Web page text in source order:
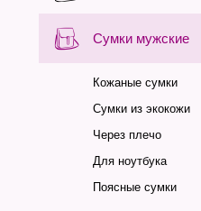
Сумки мужские
Кожаные сумки
Сумки из экокожи
Через плечо
Для ноутбука
Поясные сумки